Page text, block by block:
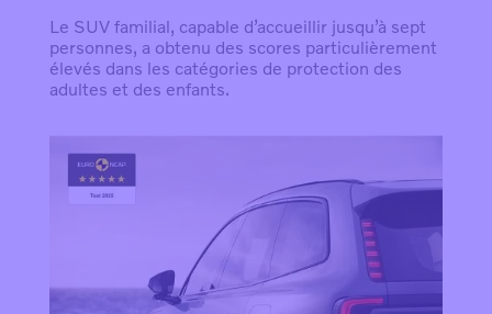
Le SUV familial, capable d’accueillir jusqu’à sept
personnes, a obtenu des scores particulièrement
élevés dans les catégories de protection des
adultes et des enfants.